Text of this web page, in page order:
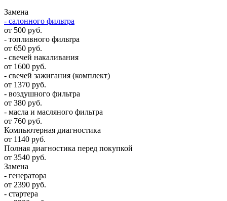
Замена
- салонного фильтра
от 500 руб.
- топливного фильтра
от 650 руб.
- свечей накаливания
от 1600 руб.
- свечей зажигания (комплект)
от 1370 руб.
- воздушного фильтра
от 380 руб.
- масла и масляного фильтра
от 760 руб.
Компьютерная диагностика
от 1140 руб.
Полная диагностика перед покупкой
от 3540 руб.
Замена
- генератора
от 2390 руб.
- стартера